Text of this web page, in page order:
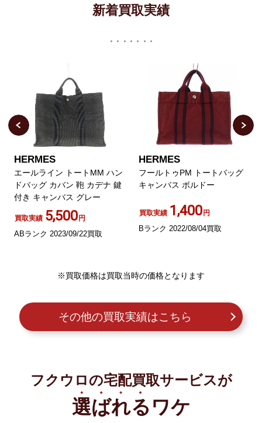
新着買取実績
HERMES
エールライン トートMM ハン
ドバッグ カバン 鞄 カデナ 鍵
付き キャンバス グレー
買取実績 5,500円
ABランク 2023/09/22買取
HERMES
フールトゥPM トートバッグ
キャンバス ボルドー
買取実績 1,400円
Bランク 2022/08/04買取
※買取価格は買取当時の価格となります
その他の買取実績はこちら
フクウロの宅配買取サービスが
選ばれる ワケ